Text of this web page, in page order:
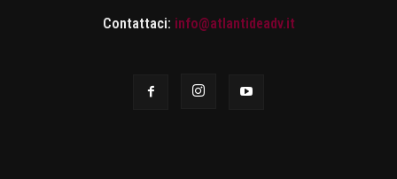
Contattaci: info@atlantideadv.it